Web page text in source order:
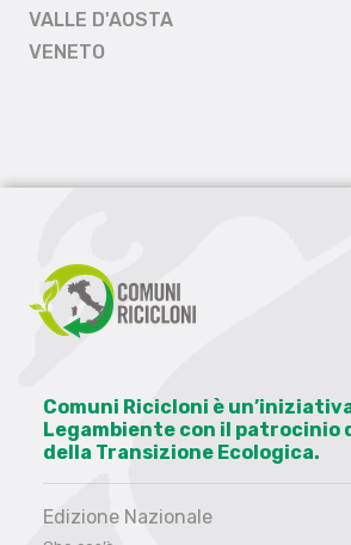
VALLE D'AOSTA
VENETO
Comuni Ricicloni è
Legambiente con il patrocinio
della Transizione Ecologica.
Edizione Nazionale